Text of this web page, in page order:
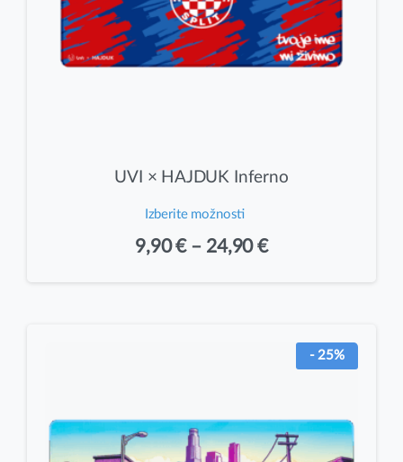
UVI × HAJDUK Inferno
Izberite možnosti
Ta
izberete
na
9,90€ – 24,90€Cenovni
9,90 €
- 25%